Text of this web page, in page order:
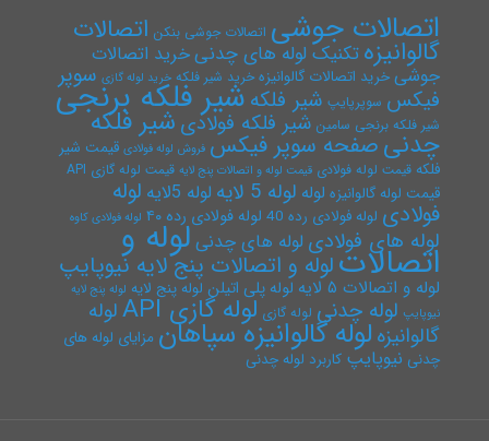
اتصالات جوشی اتصالات جوشی بنکن اتصالات
گالوانیزهتکنیک لوله های چدنیخرید اتصالات
جوشیخرید اتصالات گالوانیزه خرید شیر فلکه خرید لوله گازی سوپر
فیکس سوپرپایپ شیر فلکه شیر فلکه برنجی
شیر فلکه برنجی سامین شیر فلکه فولادی شیر فلکه
چدنیصفحه سوپر فیکس فروش لوله فولادی قیمت شیر
فلکه قیمت لوله فولادی قیمت لوله و اتصالات پنج لایه قیمت لوله گازی API
قیمت لوله گالوانیزه لوله لوله 5 لایه لوله 5لایه لوله
فولادی لوله فولادی رده 40 لوله فولادی رده ۴۰ لوله فولادی کاوه
لوله های فولادی لوله های چدنی لوله و اتصالاتلوله و اتصالات پنج لایه نیوپایپ
لوله و اتصالات ۵ لایه لوله پلی اتیلن لوله پنج لایه لوله پنج لایه
نیوپایپ لوله چدنی لوله گازی لوله گازی API لوله
گالوانیزه لوله گالوانیزه سپاهان مزایای لوله های
چدنی نیوپایپ کاربرد لوله چدنی